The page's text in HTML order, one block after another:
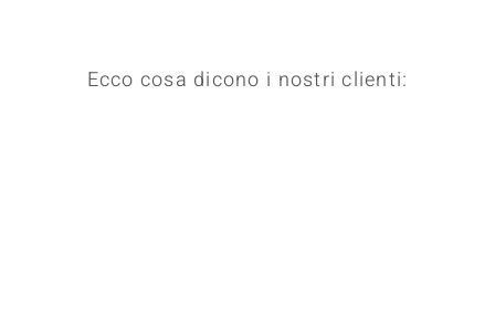
Ecco cosa dicono i nostri clienti: